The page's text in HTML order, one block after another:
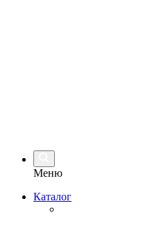
Меню
Каталог